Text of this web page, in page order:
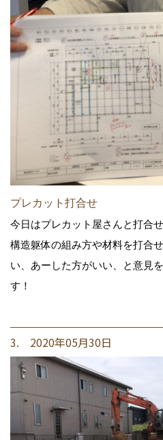
プレカット打合せ
今日はプレカット屋さんと打合
構造躯体の組み方や材料を打合
い、あーした方がいい、と意見
す！
3. 2020年05月30日